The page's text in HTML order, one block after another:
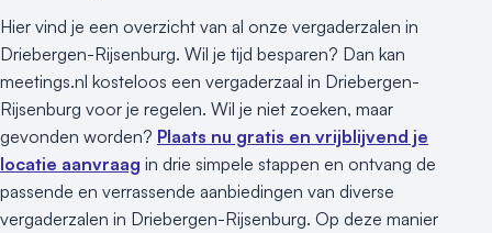
Hier vind je een overzicht van al onze vergaderzalen in
Driebergen-Rijsenburg. Wil je tijd besparen? Dan kan
meetings.nl kosteloos een vergaderzaal in Driebergen-
Rijsenburg voor je regelen. Wil je niet zoeken, maar
gevonden worden? Plaats nu gratis en vrijblijvend je
locatie aanvraag in drie simpele stappen en ontvang de
passende en verrassende aanbiedingen van diverse
vergaderzalen in Driebergen-Rijsenburg. Op deze manier